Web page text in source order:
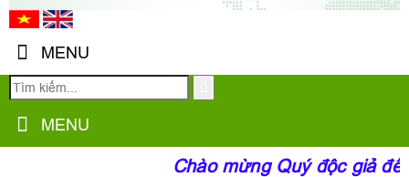
MENU
MENU
Chào mừng Quý độc giả